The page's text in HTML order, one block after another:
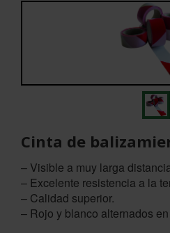
Cinta de
– Visible a muy larga
– Excelente resistencia a la
– Calidad superior.
– Rojo y blanco alternados